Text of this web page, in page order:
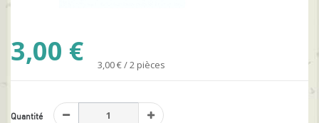
3,00 € 3,00 € / 2 pièces
Quantité